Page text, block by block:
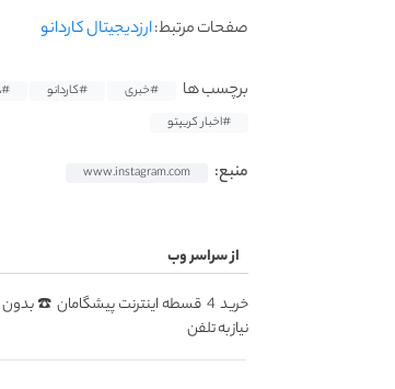
صفحات مرتبط:ارزدیجیتال کاردانو
برچسب ها #خبری #کاردانو #ADA
#اخبار کریپتو
منبع: www.instagram.com
از سراسر وب
خرید 4 قسطه اینترنت پیشگامان ☎️ بدون
نیاز به تلفن